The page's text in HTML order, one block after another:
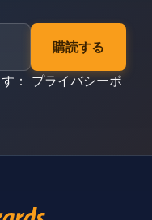
購読する
： プライバシーポ